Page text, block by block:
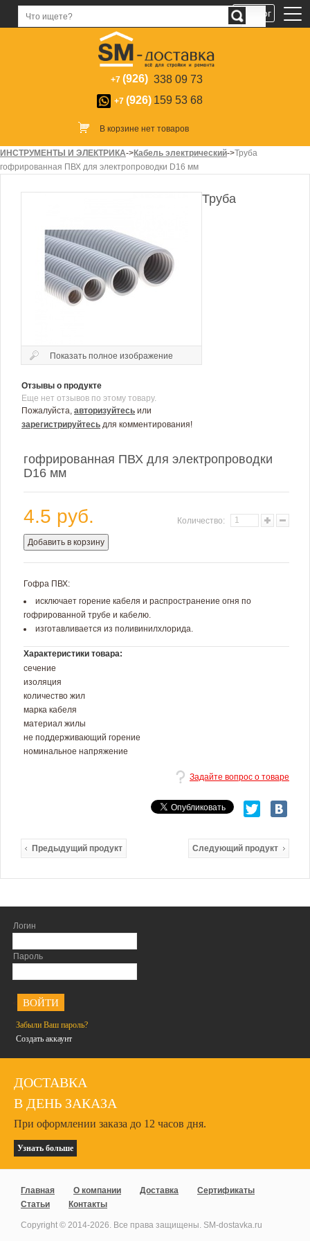
+7 (926) 338 09 73
+7 (926) 159 53 68
В корзине нет товаров
Логин
Пароль
Забыли Ваш пароль?
Создать аккаунт
ДОСТАВКА
В ДЕНЬ ЗАКАЗА
При оформлении заказа до 12 часов дня.
Узнать больше
ИНСТРУМЕНТЫ И ЭЛЕКТРИКА->Кабель электрический->Труба
гофрированная ПВХ для электропроводки D16 мм
Показать полное изображение
Отзывы о продукте
Еще нет отзывов по этому товару.
Пожалуйста, авторизуйтесь или
зарегистрируйтесь для комментирования!
Труба
гофрированная ПВХ для электропроводки
D16 мм
4.5 руб. Количество:
Добавить в корзину
Гофра ПВХ:
исключает горение кабеля и распространение огня по
гофрированной трубе и кабелю.
изготавливается из поливинилхлорида.
Характеристики товара:
сечение
изоляция
количество жил
марка кабеля
материал жилы
не поддерживающий горение
номинальное напряжение
Задайте вопрос о товаре
Предыдущий продукт Следующий продукт
Главная О компании Доставка
Сертификаты
Статьи
Контакты
Copyright © 2014-2026. Все права защищены. SM-dostavka.ru
Каталог